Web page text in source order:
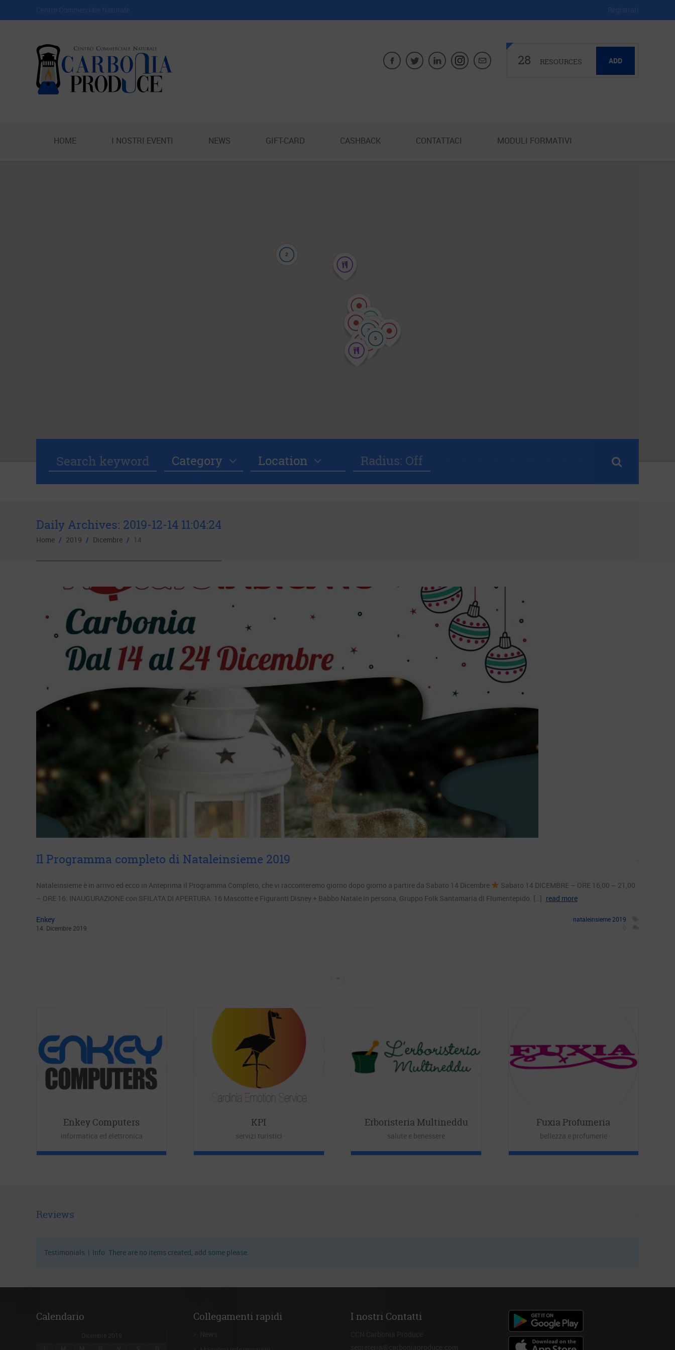
28 RESOURCES ADD
HOME I NOSTRI EVENTI NEWS GIFT-CARD CASHBACK CONTATTACI MODULI FORMATIVI
2
2
5
Category Location Radius: Off
Daily Archives: 2019-12-14 11:04:24
Home / 2019 / Dicembre / 14
Il Programma completo di Nataleinsieme 2019
Nataleinsieme è in arrivo ed ecco in Anteprima il Programma Completo, che vi racconteremo giorno dopo giorno a partire da Sabato 14 Dicembre
Sabato 14 DICEMBRE – ORE 16,00 – 21,00
– ORE 16: INAUGURAZIONE con SFILATA DI APERTURA: 16 Mascotte e Figuranti Disney + Babbo Natale in persona, Gruppo Folk Santamaria di Flumentepido. […] read more
Enkey
14 Dicembre 2019
nataleinsieme 2019
Enkey Computers
informatica ed elettronica
KPI
servizi turistici
Erboristeria Multineddu
salute e benessere
Fuxia Profumeria
bellezza e profumerie
Reviews
Testimonials | Info: There are no items created, add some please.
Calendario Collegamenti rapidi I nostri Contatti